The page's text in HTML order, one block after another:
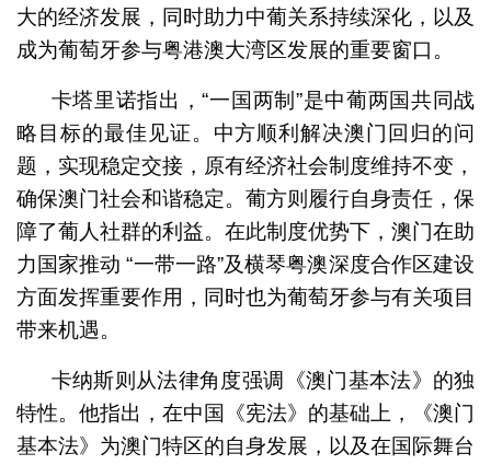
大的经济发展，同时助力中葡关系持续深化，以及
成为葡萄牙参与粤港澳大湾区发展的重要窗口。
卡塔里诺指出，“一国两制”是中葡两国共同战
略目标的最佳见证。中方顺利解决澳门回归的问
题，实现稳定交接，原有经济社会制度维持不变，
确保澳门社会和谐稳定。葡方则履行自身责任，保
障了葡人社群的利益。在此制度优势下，澳门在助
力国家推动 “一带一路”及横琴粤澳深度合作区建设
方面发挥重要作用，同时也为葡萄牙参与有关项目
带来机遇。
卡纳斯则从法律角度强调《澳门基本法》的独
特性。他指出，在中国《宪法》的基础上，《澳门
基本法》为澳门特区的自身发展，以及在国际舞台